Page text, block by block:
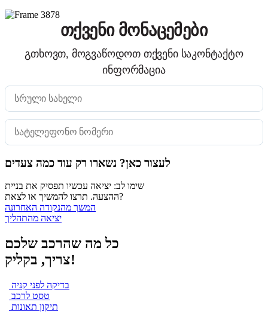
თქვენი მონაცემები
გთხოვთ, მოგვაწოდოთ თქვენი საკონტაქტო
ინფორმაცია
לעצור כאן? נשארו רק עוד כמה צעדים
שימו לב: יציאה עכשיו תפסיק את בניית
ההצעה. תרצו להמשיך או לצאת?
המשך מהנקודה האחרונה
יציאה מהתהליך
כל מה שהרכב שלכם
צריך, בקליק!
בדיקה לפני קניה
טסט לרכב
תיקון תאונות